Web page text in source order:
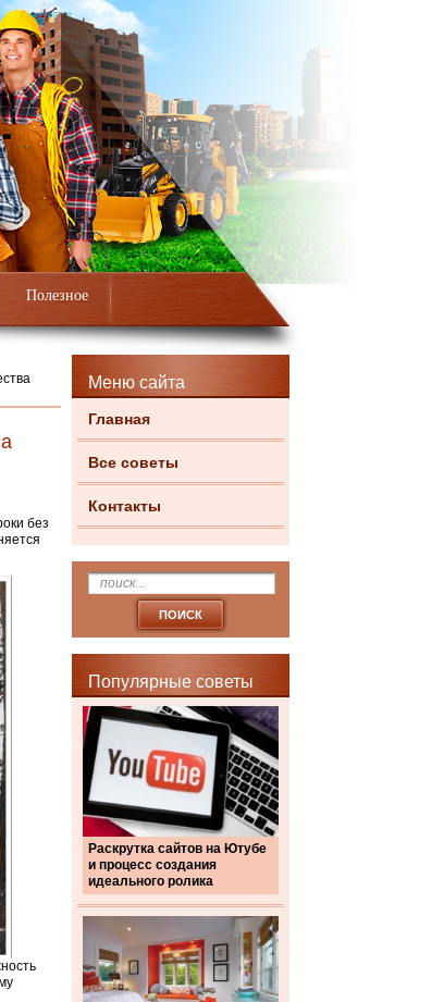
Полезное
Меню сайта
Главная
Все советы
Контакты
Популярные советы
Раскрутка сайтов на Ютубе
и процесс создания
идеального ролика
без